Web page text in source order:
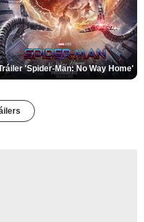
'Spider-Man: No Way Home'